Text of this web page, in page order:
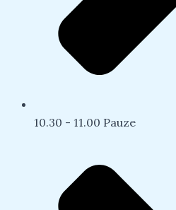
10.30 - 11.00 Pauze